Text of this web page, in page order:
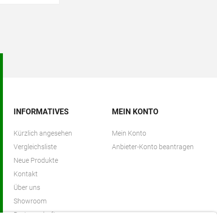
INFORMATIVES
Kürzlich angesehen
Vergleichsliste
Neue Produkte
Kontakt
Über uns
Showroom
Partnerschaften
MEIN KONTO
Mein Konto
Anbieter-Konto beantragen